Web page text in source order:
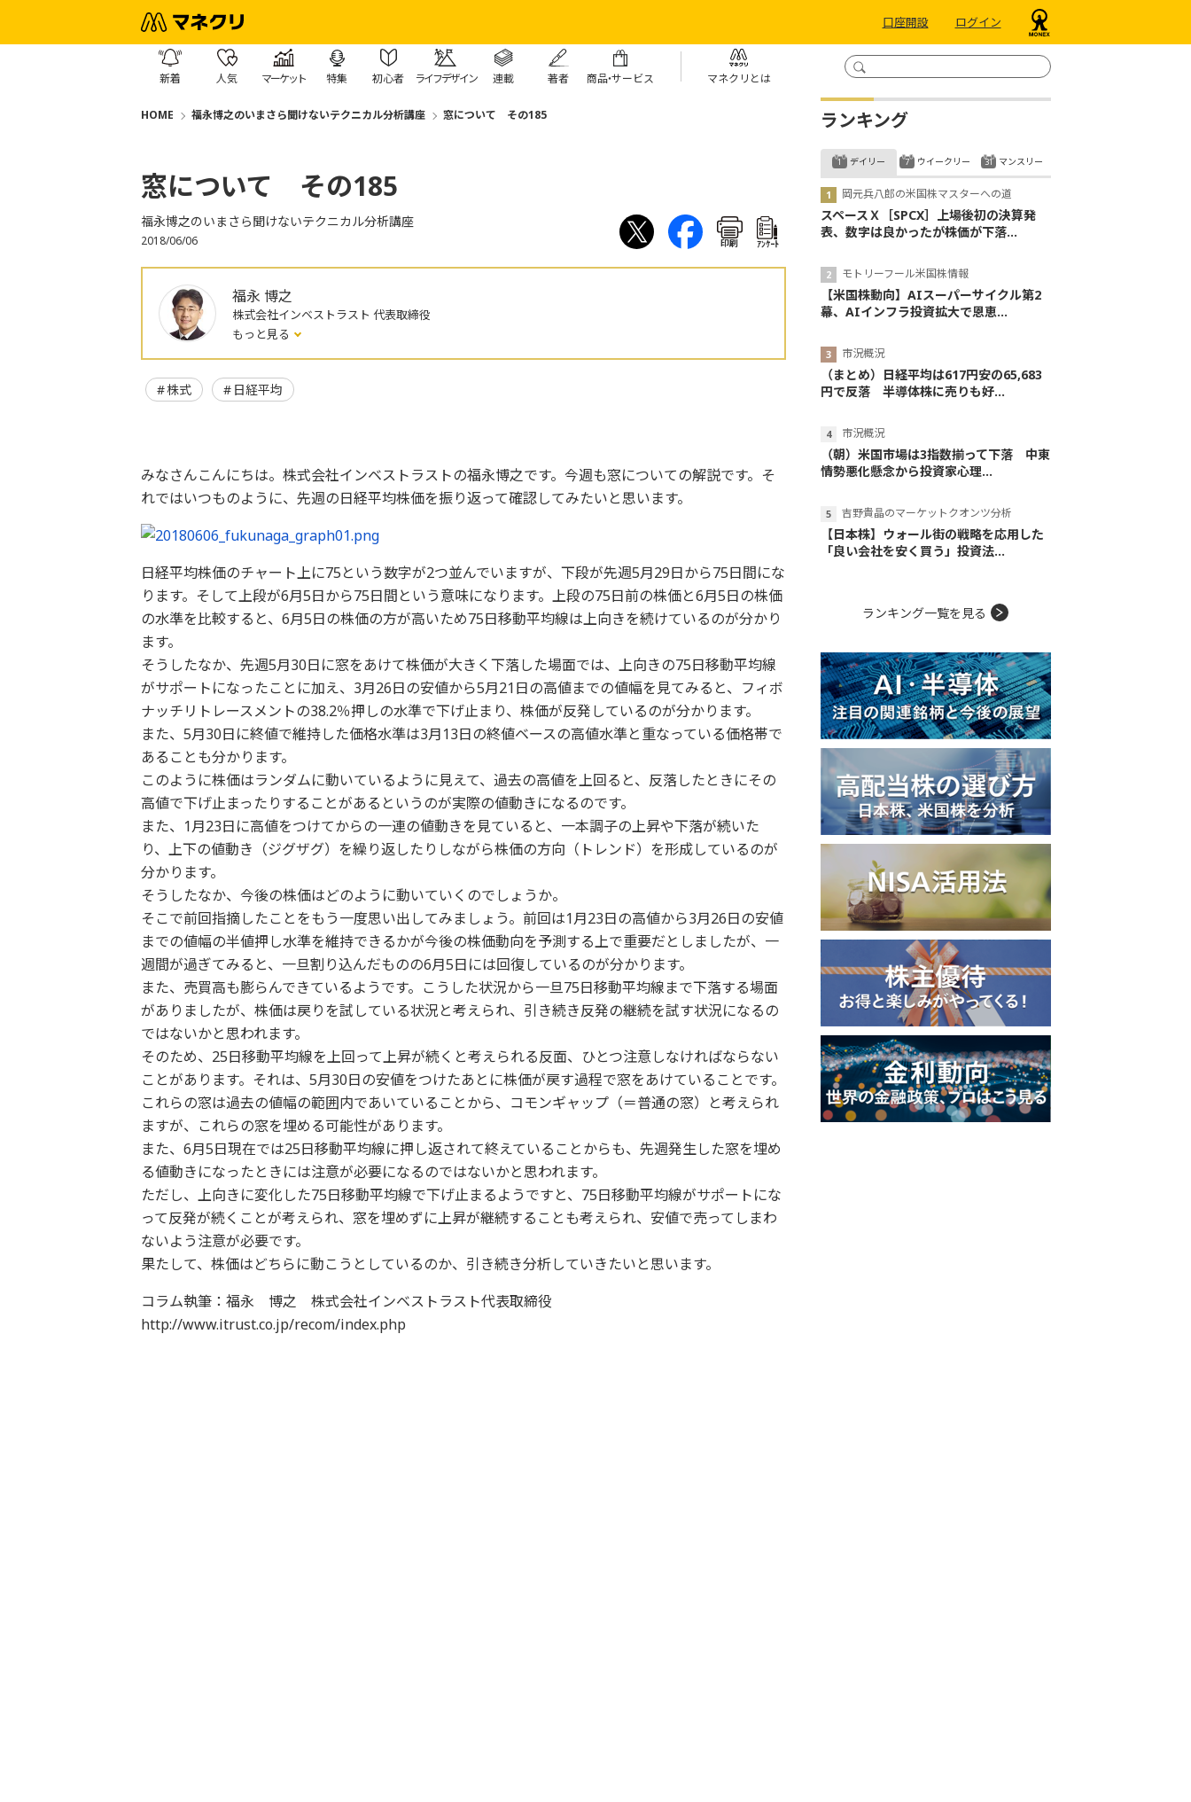
口座開設 ログイン
新着 人気 マーケット 特集 初心者 ライフデザイン 連載 著者 商品・サービス マネクリとは
HOME 福永博之のいまさら聞けないテクニカル分析講座 窓について その185
窓について その185
福永博之のいまさら聞けないテクニカル分析講座
2018/06/06 印刷 ｱﾝｹｰﾄ
福永 博之
株式会社インベストラスト 代表取締役
もっと見る
株式 日経平均
みなさんこんにちは。株式会社インベストラストの福永博之です。今週も窓についての解説です。そ
れではいつものように、先週の日経平均株価を振り返って確認してみたいと思います。
日経平均株価のチャート上に75という数字が2つ並んでいますが、下段が先週5月29日から75日間にな
ります。そして上段が6月5日から75日間という意味になります。上段の75日前の株価と6月5日の株価
の水準を比較すると、6月5日の株価の方が高いため75日移動平均線は上向きを続けているのが分かり
ます。
そうしたなか、先週5月30日に窓をあけて株価が大きく下落した場面では、上向きの75日移動平均線
がサポートになったことに加え、3月26日の安値から5月21日の高値までの値幅を見てみると、フィボ
ナッチリトレースメントの38.2％押しの水準で下げ止まり、株価が反発しているのが分かります。
また、5月30日に終値で維持した価格水準は3月13日の終値ベースの高値水準と重なっている価格帯で
あることも分かります。
このように株価はランダムに動いているように見えて、過去の高値を上回ると、反落したときにその
高値で下げ止まったりすることがあるというのが実際の値動きになるのです。
また、1月23日に高値をつけてからの一連の値動きを見ていると、一本調子の上昇や下落が続いた
り、上下の値動き（ジグザグ）を繰り返したりしながら株価の方向（トレンド）を形成しているのが
分かります。
そうしたなか、今後の株価はどのように動いていくのでしょうか。
そこで前回指摘したことをもう一度思い出してみましょう。前回は1月23日の高値から3月26日の安値
までの値幅の半値押し水準を維持できるかが今後の株価動向を予測する上で重要だとしましたが、一
週間が過ぎてみると、一旦割り込んだものの6月5日には回復しているのが分かります。
また、売買高も膨らんできているようです。こうした状況から一旦75日移動平均線まで下落する場面
がありましたが、株価は戻りを試している状況と考えられ、引き続き反発の継続を試す状況になるの
ではないかと思われます。
そのため、25日移動平均線を上回って上昇が続くと考えられる反面、ひとつ注意しなければならない
ことがあります。それは、5月30日の安値をつけたあとに株価が戻す過程で窓をあけていることです。
これらの窓は過去の値幅の範囲内であいていることから、コモンギャップ（＝普通の窓）と考えられ
ますが、これらの窓を埋める可能性があります。
また、6月5日現在では25日移動平均線に押し返されて終えていることからも、先週発生した窓を埋め
る値動きになったときには注意が必要になるのではないかと思われます。
ただし、上向きに変化した75日移動平均線で下げ止まるようですと、75日移動平均線がサポートにな
って反発が続くことが考えられ、窓を埋めずに上昇が継続することも考えられ、安値で売ってしまわ
ないよう注意が必要です。
果たして、株価はどちらに動こうとしているのか、引き続き分析していきたいと思います。
コラム執筆：福永 博之 株式会社インベストラスト代表取締役
http://www.itrust.co.jp/recom/index.php
ランキング
デイリー
岡元兵八郎の米国株マスターへの道
スペースＸ［SPCX］上場後初の決算発
表、数字は良かったが株価が下落...
モトリーフール米国株情報
【米国株動向】AIスーパーサイクル第2
幕、AIインフラ投資拡大で恩恵...
市況概況
（まとめ）日経平均は617円安の65,683
円で反落 半導体株に売りも好...
市況概況
（朝）米国市場は3指数揃って下落 中東
情勢悪化懸念から投資家心理...
吉野貴晶のマーケットクオンツ分析
【日本株】ウォール街の戦略を応用した
「良い会社を安く買う」投資法...
ウイークリー マンスリー
ランキング一覧を見る